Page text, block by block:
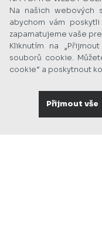
Na našich webových
abychom vám
zapamatujeme vaše
Kliknutím na
souborů cookie.
cookie“ a poskytnout
Přijmout vše